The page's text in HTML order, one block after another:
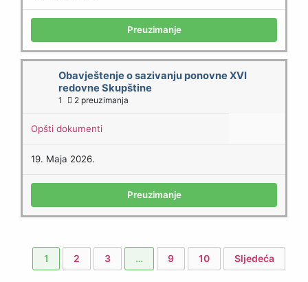
Preuzimanje
Obavještenje o sazivanju ponovne XVI
redovne Skupštine
1 2 preuzimanja
Opšti dokumenti
19. Maja 2026.
Preuzimanje
1 2 3 … 9 10 Sljedeća